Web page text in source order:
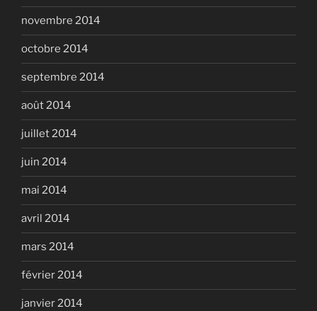
novembre 2014
octobre 2014
septembre 2014
août 2014
juillet 2014
juin 2014
mai 2014
avril 2014
mars 2014
février 2014
janvier 2014